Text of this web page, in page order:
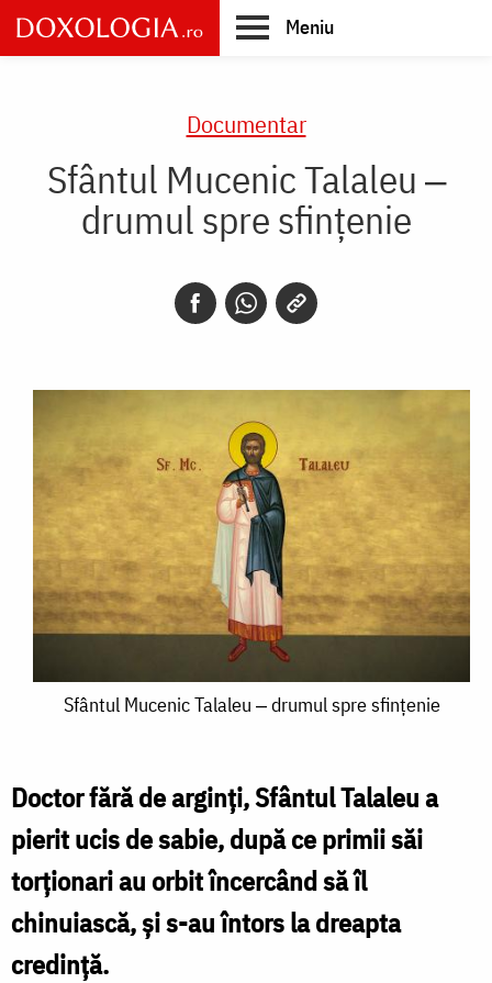
Skip
to
main
Meniu
Documentar
Sfântul Mucenic Talaleu ‒
drumul spre sfințenie
Sfântul
‒
drumul
spre
sfințenie
Sfântul Mucenic Talaleu ‒ drumul spre sfințenie
Doctor fără de arginți, Sfântul Talaleu a
pierit ucis de sabie, după ce primii săi
torționari au orbit încercând să îl
chinuiască, și s-au întors la dreapta
credință.